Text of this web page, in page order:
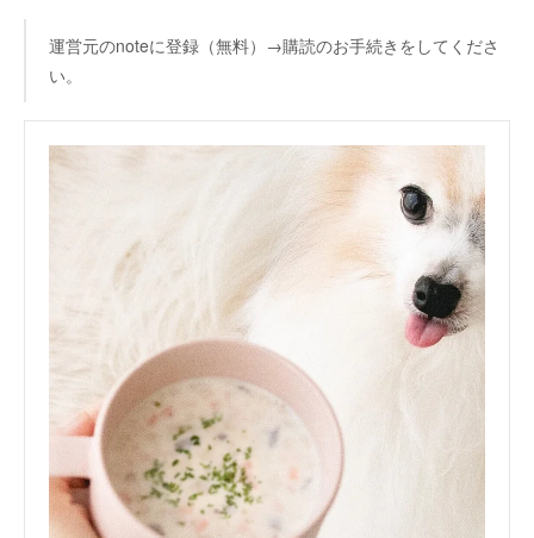
運営元のnoteに登録（無料）→購読のお手続きをしてくださ
い。